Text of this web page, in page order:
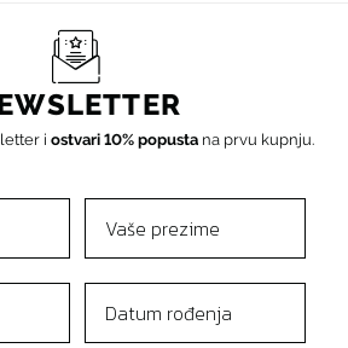
i ostvari 10% popustana prvu kupnju.